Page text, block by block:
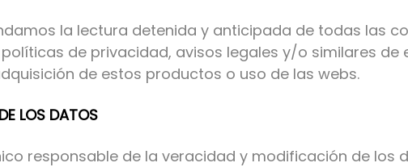
la lectura detenida y anticipada de todas las
de privacidad, avisos legales y/o similares de
de estos productos o uso de las webs.
LOS DATOS
responsable de la veracidad y modificación de los